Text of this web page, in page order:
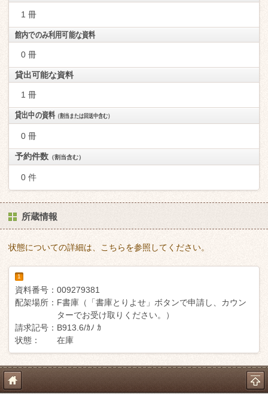
1 冊
館内でのみ利用可能な資料
0 冊
貸出可能な資料
1 冊
貸出中の資料（割当または回送中含む）
0 冊
予約件数 （割当含む）
0 件
所蔵情報
状態についての詳細は、こちらを参照してください。
1
資料番号： 009279381
配架場所： F書庫（「書庫とりよせ」ボタンで申請し、カウン
ターでお受け取りください。）
請求記号： B913.6/ｶﾉ ｶ
状態：
在庫